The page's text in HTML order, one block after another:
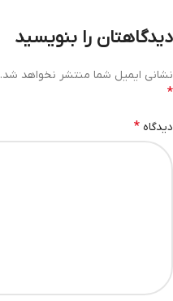
دیدگاهتان را بنویسید
نشانی ایمیل شما منتشر نخواهد شد.
*
دیدگاه *